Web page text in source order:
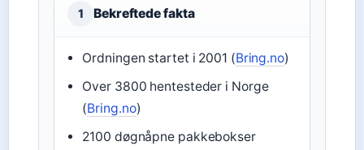
1 Bekreftede fakta
Ordningen startet i 2001 (Bring.no)
Over 3800 hentesteder i Norge
(Bring.no)
2100 døgnåpne pakkebokser